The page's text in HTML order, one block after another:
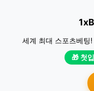
세계 최대 스포츠베팅
🎁 첫